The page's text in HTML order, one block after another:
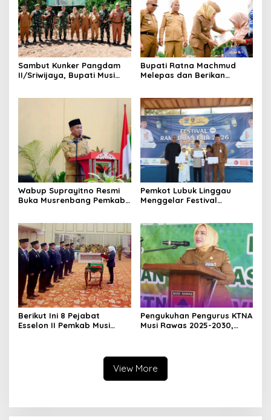
Sambut Kunker Pangdam
II/Sriwijaya, Bupati Musi
Bupati Ratna Machmud
Melepas dan Berikan
Musi Rawas
Wabup Suprayitno Resmi
Buka Musrenbang Pemkab
Terencana
Pemkot Lubuk Linggau
Menggelar Festival
Religius
Berikut Ini 8 Pejabat
Esselon II Pemkab Musi
Pengukuhan Pengurus KTNA
Musi Rawas 2025-2030,
View More